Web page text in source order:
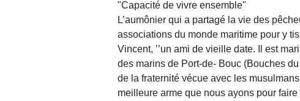
"Capacité de vivre ensemble"
L’aumônier qui a partagé la vie des
associations du monde maritime pour y
Vincent, ’’un ami de vieille date. Il est
des marins de Port-de- Bouc (Bouches
de la fraternité vécue avec les
meilleure arme que nous ayons pour faire